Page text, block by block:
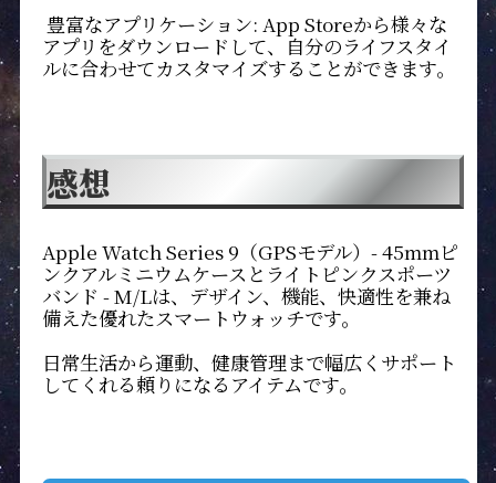
豊富なアプリケーション: App Storeから様々な
アプリをダウンロードして、自分のライフスタイ
ルに合わせてカスタマイズすることができます。
感想
Apple Watch Series 9（GPSモデル）- 45mmピ
ンクアルミニウムケースとライトピンクスポーツ
バンド - M/Lは、デザイン、機能、快適性を兼ね
備えた優れたスマートウォッチです。
日常生活から運動、健康管理まで幅広くサポート
してくれる頼りになるアイテムです。